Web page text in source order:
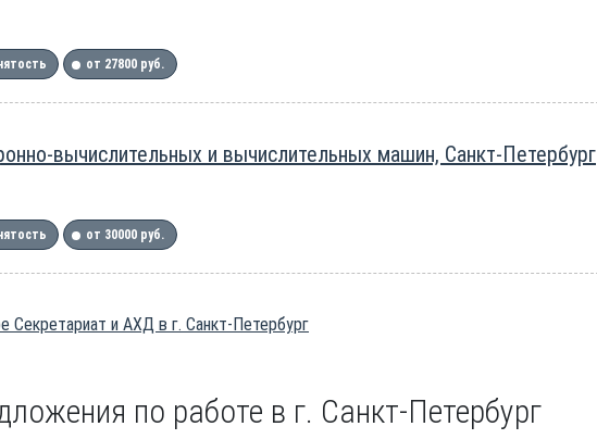
от 27800 руб.
вычислительных и вычислительных машин, Санкт-Петербург
от 30000 руб.
Секретариат и АХД в г. Санкт-Петербург
по работе в г. Санкт-Петербург